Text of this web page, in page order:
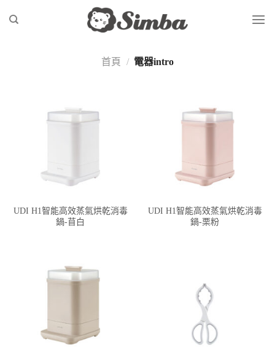
首頁 / 電器intro
UDI H1智能高效蒸氣烘乾消毒
鍋-苜白
UDI H1智能高效蒸氣烘乾消毒
鍋-栗粉